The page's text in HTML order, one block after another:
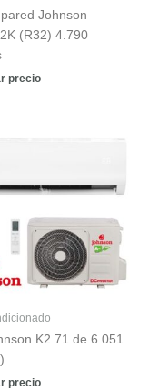
Johnson
(R32) 4.790
precio
K2 71 de 6.051
precio